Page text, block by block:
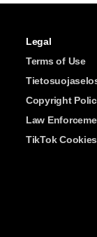
Legal
Terms of Use
Copyright
Law
TikTok